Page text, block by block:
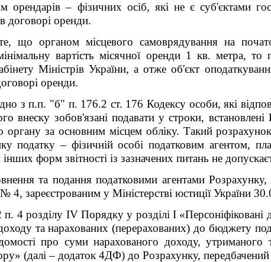
орендарів – фізичних осіб, які не є суб'єктами
договорі оренди.
що органом місцевого самоврядування на
вартість місячної оренди 1 кв. метра, то
Міністрів України, а отже об'єкт
оренди.
з п.п. "б" п. 176.2 ст. 176 Кодексу особи, які
внеску зобов'язані подавати у строки,
за основним місцем обліку. Такий
податку – фізичній особі податковим агентом,
форм звітності із зазначених питань не
та подання податковими агентами Розрахунку,
4, зареєстрованим у Міністерстві юстиції України
п. 4 розділу IV Порядку у розділі І
та нарахованих (перерахованих) до бюджету
про суми нарахованого доходу, утриманого
(далі – додаток 4ДФ) до Розрахунку,